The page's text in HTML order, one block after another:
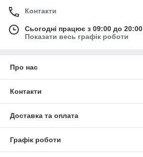
Контакти
Сьогодні працює з 09:00 до 20:00
Показати весь графік роботи
Про нас
Контакти
Доставка та оплата
Графік роботи